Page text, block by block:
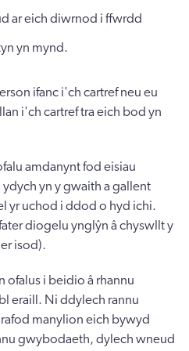
ar eich diwrnod i ffwrdd
yn mynd.
ifanc i'ch cartref neu eu
i'ch cartref tra eich bod yn
amdanynt fod eisiau
yn y gwaith a gallent
yr uchod i ddod o hyd ichi.
diogelu ynglŷn â chyswllt y
isod).
ofalus i beidio â rhannu
eraill. Ni ddylech rannu
manylion eich bywyd
gwybodaeth, dylech wneud